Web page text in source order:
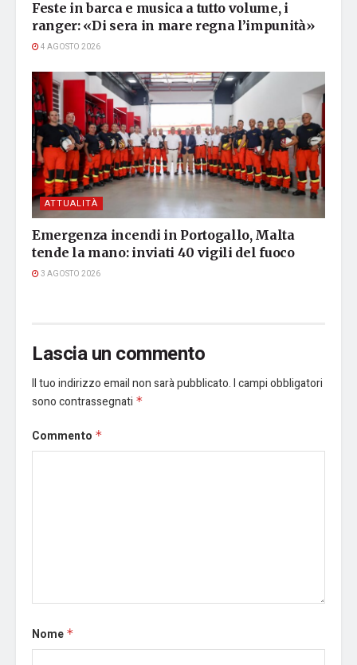
Feste in barca e musica a tutto volume, i
ranger: «Di sera in mare regna l’impunità»
4 AGOSTO 2026
ATTUALITÀ
Emergenza incendi in Portogallo, Malta
tende la mano: inviati 40 vigili del fuoco
3 AGOSTO 2026
Lascia un commento
Il tuo indirizzo email non sarà pubblicato.I campi obbligatori
sono contrassegnati *
Commento *
Nome *